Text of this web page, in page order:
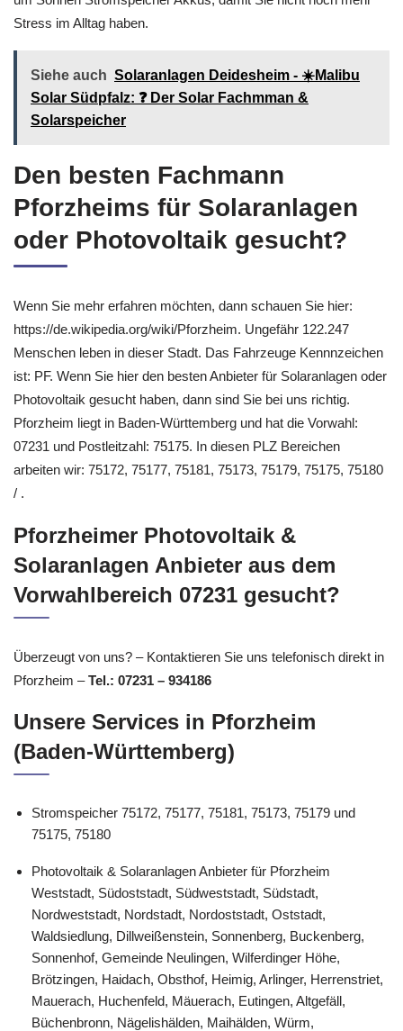
Stress im Alltag haben.
Siehe auch Solaranlagen Deidesheim - ☀️Malibu
Solar Südpfalz: ❓️ Der Solar Fachmman &
Solarspeicher
Den besten Fachmann
Pforzheims für Solaranlagen
oder Photovoltaik gesucht?
Wenn Sie mehr erfahren möchten, dann schauen Sie hier:
https://de.wikipedia.org/wiki/Pforzheim. Ungefähr 122.247
Menschen leben in dieser Stadt. Das Fahrzeuge Kennnzeichen
ist: PF. Wenn Sie hier den besten Anbieter für Solaranlagen oder
Photovoltaik gesucht haben, dann sind Sie bei uns richtig.
Pforzheim liegt in Baden-Württemberg und hat die Vorwahl:
07231 und Postleitzahl: 75175. In diesen PLZ Bereichen
arbeiten wir: 75172, 75177, 75181, 75173, 75179, 75175, 75180
/ .
Pforzheimer Photovoltaik &
Solaranlagen Anbieter aus dem
Vorwahlbereich 07231 gesucht?
Überzeugt von uns? – Kontaktieren Sie uns telefonisch direkt in
Pforzheim –Tel.: 07231 – 934186
Unsere Services in Pforzheim
(Baden-Württemberg)
Stromspeicher 75172, 75177, 75181, 75173, 75179 und
75175, 75180
Photovoltaik & Solaranlagen Anbieter für Pforzheim
Weststadt, Südoststadt, Südweststadt, Südstadt,
Nordweststadt, Nordstadt, Nordoststadt, Oststadt,
Waldsiedlung, Dillweißenstein, Sonnenberg, Buckenberg,
Sonnenhof, Gemeinde Neulingen, Wilferdinger Höhe,
Brötzingen, Haidach, Obsthof, Heimig, Arlinger, Herrenstriet,
Mauerach, Huchenfeld, Mäuerach, Eutingen, Altgefäll,
Büchenbronn, Nägelishälden, Maihälden, Würm,